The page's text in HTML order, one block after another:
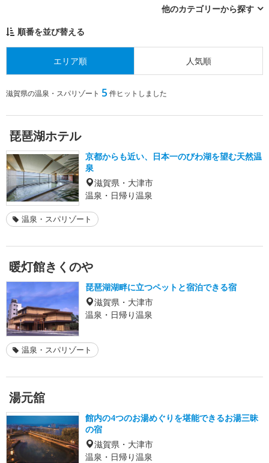
他のカテゴリーから探す
順番を並び替える
エリア順 人気順
滋賀県の温泉・スパリゾート 5 件ヒットしました
琵琶湖ホテル
京都からも近い、日本一のびわ湖を望む天然温
泉
滋賀県・大津市
温泉・日帰り温泉
温泉・スパリゾート
暖灯館きくのや
琵琶湖湖畔に立つペットと宿泊できる宿
滋賀県・大津市
温泉・日帰り温泉
温泉・スパリゾート
湯元舘
館内の4つのお湯めぐりを堪能できるお湯三昧
の宿
滋賀県・大津市
温泉・日帰り温泉